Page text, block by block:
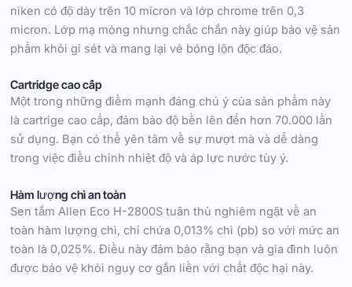
niken có độ dày trên 10 micron và lớp chrome trên 0,3
micron. Lớp mạ mỏng nhưng chắc chắn này giúp bảo vệ sản
phẩm khỏi gỉ sét và mang lại vẻ bóng lộn độc đáo.
Cartridge cao cấp
Một trong những điểm mạnh đáng chú ý của sản phẩm này
là cartrige cao cấp, đảm bảo độ bền lên đến hơn 70.000 lần
sử dụng. Bạn có thể yên tâm về sự mượt mà và dễ dàng
trong việc điều chỉnh nhiệt độ và áp lực nước tùy ý.
Hàm lượng chì an toàn
Sen tắm Allen Eco H-2800S tuân thủ nghiêm ngặt về an
toàn hàm lượng chì, chỉ chứa 0,013% chì (pb) so với mức an
toàn là 0,025%. Điều này đảm bảo rằng bạn và gia đình luôn
được bảo vệ khỏi nguy cơ gắn liền với chất độc hại này.